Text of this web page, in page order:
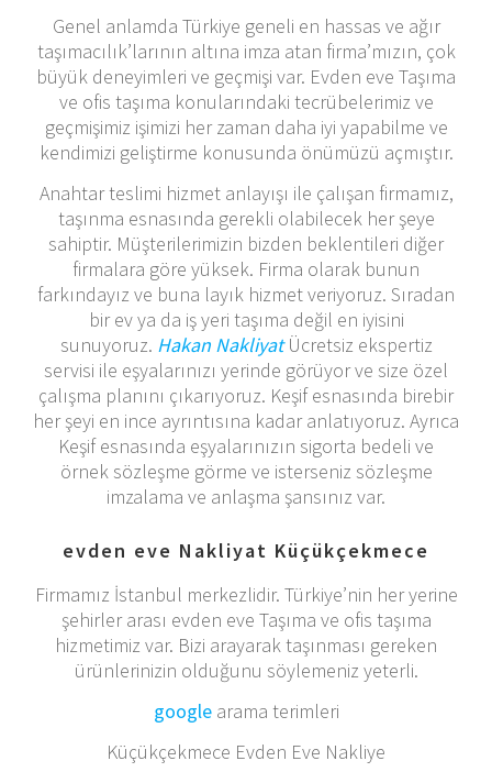
Genel anlamda Türkiye geneli en hassas ve ağır
taşımacılık’larının altına imza atan firma’mızın, çok
büyük deneyimleri ve geçmişi var. Evden eve Taşıma
ve ofis taşıma konularındaki tecrübelerimiz ve
geçmişimiz işimizi her zaman daha iyi yapabilme ve
kendimizi geliştirme konusunda önümüzü açmıştır.
Anahtar teslimi hizmet anlayışı ile çalışan firmamız,
taşınma esnasında gerekli olabilecek her şeye
sahiptir. Müşterilerimizin bizden beklentileri diğer
firmalara göre yüksek. Firma olarak bunun
farkındayız ve buna layık hizmet veriyoruz. Sıradan
bir ev ya da iş yeri taşıma değil en iyisini
sunuyoruz. Hakan NakliyatÜcretsiz ekspertiz
servisi ile eşyalarınızı yerinde görüyor ve size özel
çalışma planını çıkarıyoruz. Keşif esnasında birebir
her şeyi en ince ayrıntısına kadar anlatıyoruz. Ayrıca
Keşif esnasında eşyalarınızın sigorta bedeli ve
örnek sözleşme görme ve isterseniz sözleşme
imzalama ve anlaşma şansınız var.
evden eve Nakliyat Küçükçekmece
Firmamız İstanbul merkezlidir. Türkiye’nin her yerine
şehirler arası evden eve Taşıma ve ofis taşıma
hizmetimiz var. Bizi arayarak taşınması gereken
ürünlerinizin olduğunu söylemeniz yeterli.
googlearama terimleri
Küçükçekmece Evden Eve Nakliye